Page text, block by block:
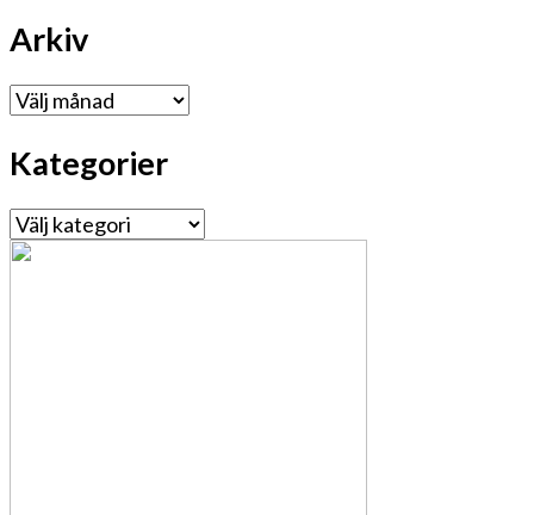
Arkiv
Arkiv
Kategorier
Kategorier